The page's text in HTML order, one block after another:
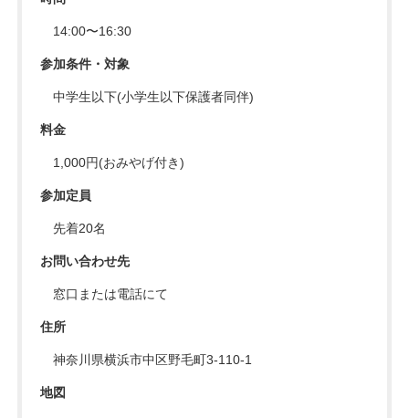
14:00〜16:30
参加条件・対象
中学生以下(小学生以下保護者同伴)
料金
1,000円(おみやげ付き)
参加定員
先着20名
お問い合わせ先
窓口または電話にて
住所
神奈川県横浜市中区野毛町3-110-1
地図